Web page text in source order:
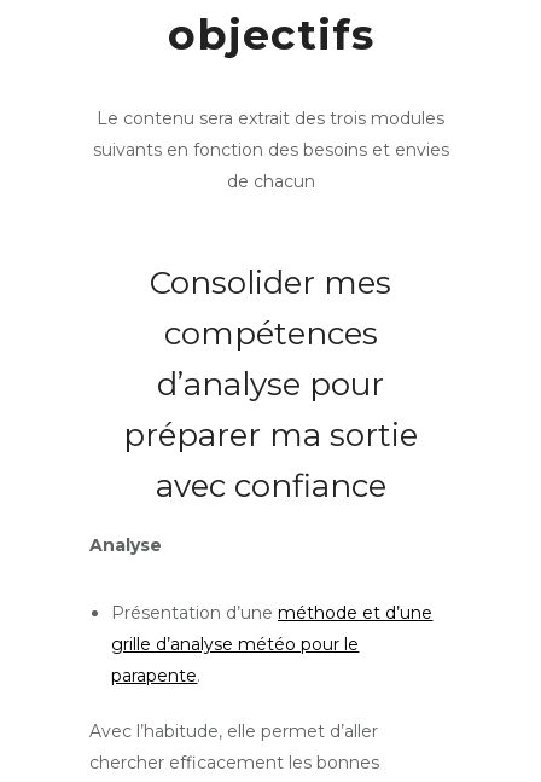
objectifs
Le contenu sera extrait des trois modules
suivants en fonction des besoins et envies
de chacun
Consolider mes
compétences
d’analyse pour
préparer ma sortie
avec confiance
Analyse
Présentation d’uneméthode et d’une
grille d’analyse météo pour le
parapente.
Avec l’habitude, elle permet d’aller
chercher efficacement les bonnes